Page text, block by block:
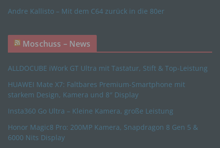
Andre Kallisto – Mit dem C64 zurück in die 80er
Moschuss – News
ALLDOCUBE iWork GT Ultra mit Tastatur, Stift & Top-Leistung
HUAWEI Mate X7: Faltbares Premium-Smartphone mit
starkem Design, Kamera und 8″ Display
Insta360 Go Ultra – Kleine Kamera, große Leistung
Honor Magic8 Pro: 200MP Kamera, Snapdragon 8 Gen 5 &
6000 Nits Display
befugt sind, die personenbezogenen Daten zu
Einwilligung ist jede von der betroffenen Person
freiwillig für den bestimmten Fall in informierter
Willensbekundung in Form einer Erklärung oder
einer sonstigen eindeutigen bestätigenden
Handlung, mit der die betroffene Person zu